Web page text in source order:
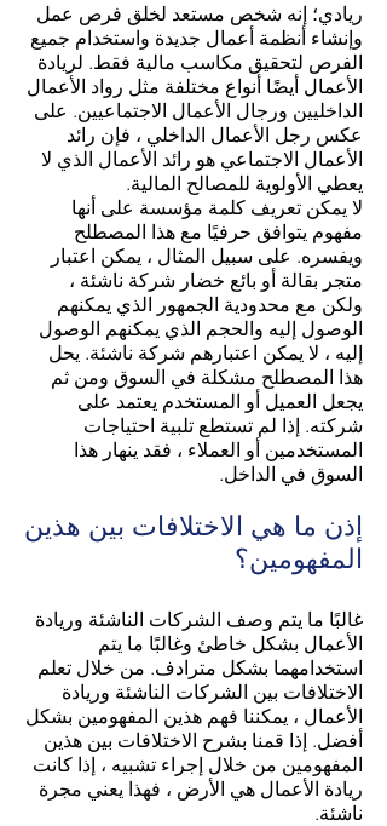
ريادي؛ إنه شخص مستعد لخلق فرص عمل
وإنشاء أنظمة أعمال جديدة واستخدام جميع
الفرص لتحقيق مكاسب مالية فقط. لريادة
الأعمال أيضًا أنواع مختلفة مثل رواد الأعمال
الداخليين ورجال الأعمال الاجتماعيين. على
عكس رجل الأعمال الداخلي ، فإن رائد
الأعمال الاجتماعي هو رائد الأعمال الذي لا
يعطي الأولوية للمصالح المالية.
لا يمكن تعريف كلمة مؤسسة على أنها
مفهوم يتوافق حرفيًا مع هذا المصطلح
ويفسره. على سبيل المثال ، يمكن اعتبار
متجر بقالة أو بائع خضار شركة ناشئة ،
ولكن مع محدودية الجمهور الذي يمكنهم
الوصول إليه والحجم الذي يمكنهم الوصول
إليه ، لا يمكن اعتبارهم شركة ناشئة. يحل
هذا المصطلح مشكلة في السوق ومن ثم
يجعل العميل أو المستخدم يعتمد على
شركته. إذا لم تستطع تلبية احتياجات
المستخدمين أو العملاء ، فقد ينهار هذا
السوق في الداخل.
إذن ما هي الاختلافات بين هذين
المفهومين؟
غالبًا ما يتم وصف الشركات الناشئة وريادة
الأعمال بشكل خاطئ وغالبًا ما يتم
استخدامهما بشكل مترادف. من خلال تعلم
الاختلافات بين الشركات الناشئة وريادة
الأعمال ، يمكننا فهم هذين المفهومين بشكل
أفضل. إذا قمنا بشرح الاختلافات بين هذين
المفهومين من خلال إجراء تشبيه ، إذا كانت
ريادة الأعمال هي الأرض ، فهذا يعني مجرة
ناشئة.